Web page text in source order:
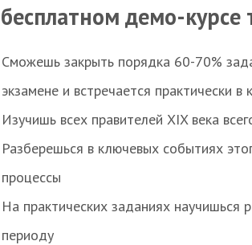
демо-курсе
Сможешь закрыть порядка 60-70%
экзамене и встречается практически
Изучишь всех правителей XIX века
Разберешься в ключевых событиях
процессы
На практических заданиях научишься
периоду